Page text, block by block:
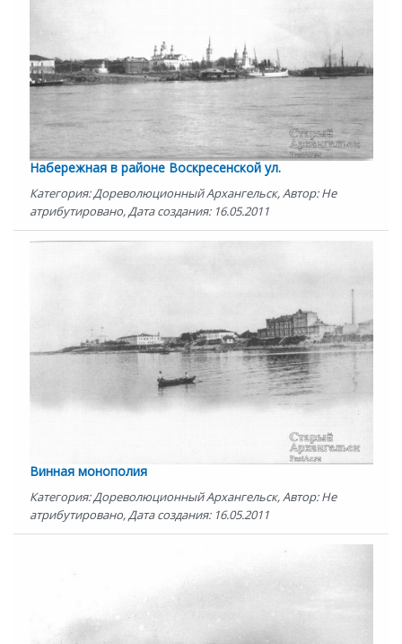
Набережная в районе Воскресенской ул.
Категория: Дореволюционный Архангельск, Автор: Не
атрибутировано, Дата создания: 16.05.2011
Винная монополия
Категория: Дореволюционный Архангельск, Автор: Не
атрибутировано, Дата создания: 16.05.2011